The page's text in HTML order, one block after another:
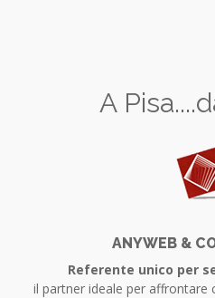
A
ANYWEB &
Referente unico per
il partner ideale per affrontare